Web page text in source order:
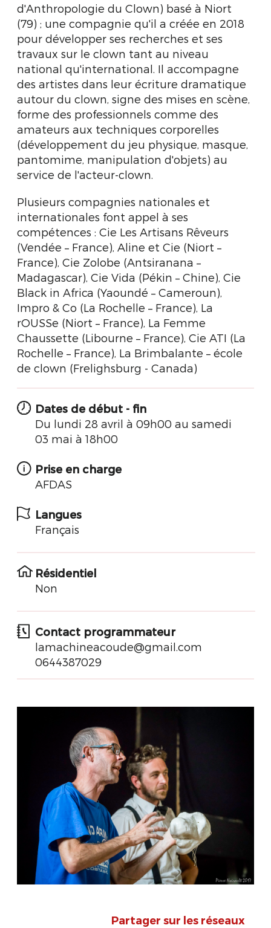
d'Anthropologie du Clown) basé à Niort
(79) ; une compagnie qu'il a créée en 2018
pour développer ses recherches et ses
travaux sur le clown tant au niveau
national qu'international. Il accompagne
des artistes dans leur écriture dramatique
autour du clown, signe des mises en scène,
forme des professionnels comme des
amateurs aux techniques corporelles
(développement du jeu physique, masque,
pantomime, manipulation d'objets) au
service de l'acteur-clown.
Plusieurs compagnies nationales et
internationales font appel à ses
compétences : Cie Les Artisans Rêveurs
(Vendée – France), Aline et Cie (Niort –
France), Cie Zolobe (Antsiranana –
Madagascar), Cie Vida (Pékin – Chine), Cie
Black in Africa (Yaoundé – Cameroun),
Impro & Co (La Rochelle – France), La
rOUSSe (Niort – France), La Femme
Chaussette (Libourne – France), Cie ATI (La
Rochelle – France), La Brimbalante – école
de clown (Frelighsburg - Canada)
Dates de début - fin
Du lundi 28 avril à 09h00 au samedi
03 mai à 18h00
Prise en charge
AFDAS
Langues
Français
Résidentiel
Non
Contact programmateur
lamachineacoude@gmail.com
0644387029
Partager sur les réseaux